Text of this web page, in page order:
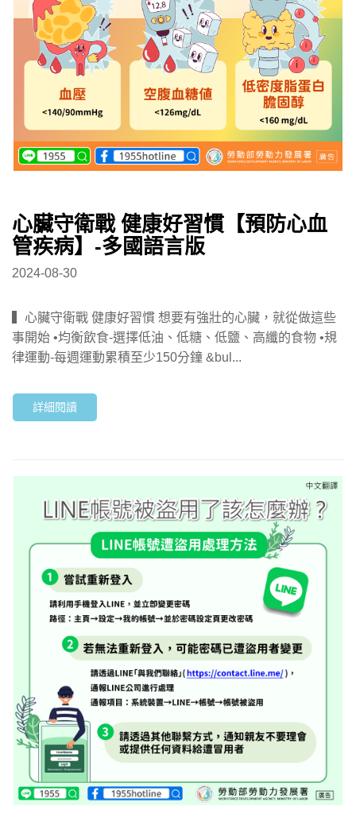
心臟守衛戰 健康好習慣【預防心血
管疾病】-多國語言版
2024-08-30
▍心臟守衛戰 健康好習慣 想要有強壯的心臟，就從做這些
事開始 •均衡飲食-選擇低油、低糖、低鹽、高纖的食物 •規
律運動-每週運動累積至少150分鐘 &bul...
詳細閱讀